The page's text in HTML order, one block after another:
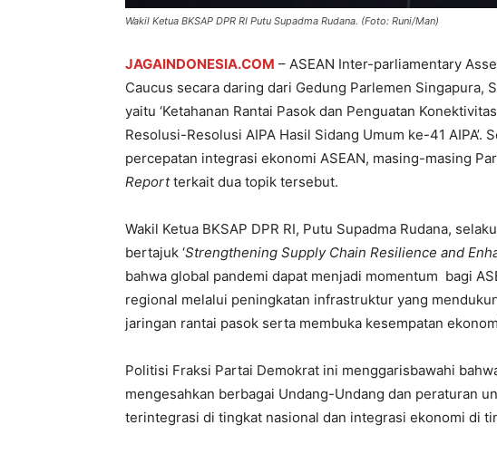
Wakil Ketua BKSAP DPR RI Putu Supadma Rudana. (Foto: Runi/Man)
JAGAINDONESIA.COM – ASEAN Inter-parliamentary
Caucus secara daring dari Gedung Parlemen Singapura,
yaitu ‘Ketahanan Rantai Pasok dan Penguatan
Resolusi-Resolusi AIPA Hasil Sidang Umum ke-41
percepatan integrasi ekonomi ASEAN, masing-masing
Reportterkait dua topik tersebut.
Wakil Ketua BKSAP DPR RI, Putu Supadma Rudana,
bertajuk ‘Strengthening Supply Chain Resilience and
bahwa global pandemi dapat menjadi momentum bagi
regional melalui peningkatan infrastruktur yang
jaringan rantai pasok serta membuka kesempatan
Politisi Fraksi Partai Demokrat ini menggarisbawahi
mengesahkan berbagai Undang-Undang dan peraturan
terintegrasi di tingkat nasional dan integrasi ekonomi di